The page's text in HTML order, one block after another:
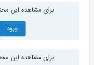
برای مشاهده این
ورود
برای مشاهده این